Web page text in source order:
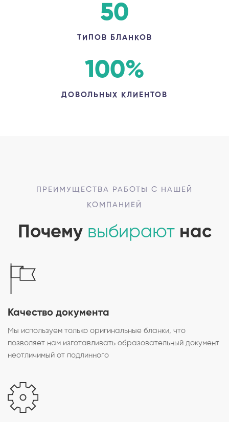
50
ТИПОВ БЛАНКОВ
100%
ДОВОЛЬНЫХ КЛИЕНТОВ
ПРЕИМУЩЕСТВА РАБОТЫ С НАШЕЙ
КОМПАНИЕЙ
Почему выбираютнас
Качество документа
Мы используем только оригинальные бланки, что
позволяет нам изготавливать образовательный документ
неотличимый от подлинного